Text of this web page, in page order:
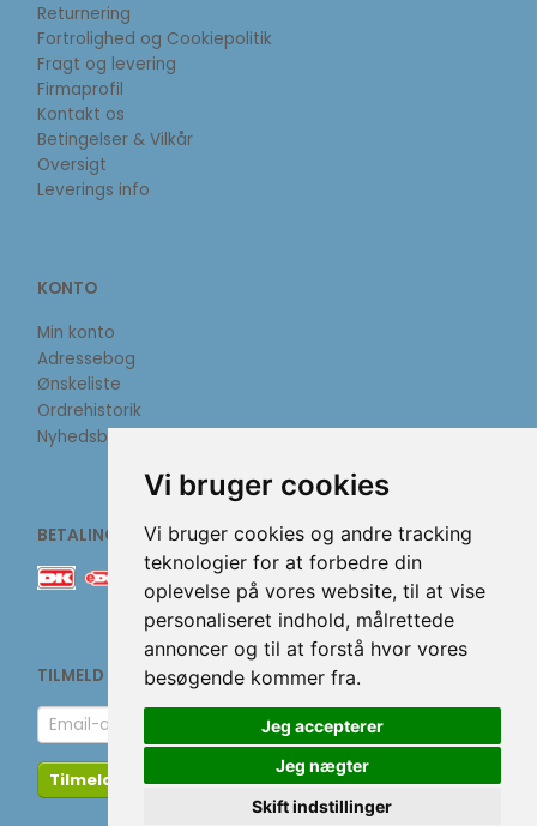
Vi bruger cookies
Vi bruger cookies og andre tracking
teknologier for at forbedre din
oplevelse på vores website, til at vise
personaliseret indhold, målrettede
annoncer og til at forstå hvor vores
besøgende kommer fra.
Jeg accepterer
Jeg nægter
Skift indstillinger
Returnering
Fortrolighed og Cookiepolitik
Fragt og levering
Firmaprofil
Kontakt os
Betingelser & Vilkår
Oversigt
Leverings info
KONTO
Min konto
Adressebog
Ønskeliste
Ordrehistorik
Nyhedsbrev
BETALINGSMETODER
TILMELD NYHEDSBREV
Email-
adresse
Tilmeld
Afmeld